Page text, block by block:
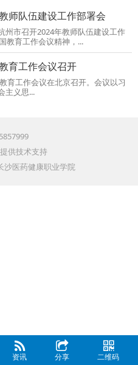
师队伍建设工作部署会
州市召开2024年教师队伍建设工作
教育工作会议精神，...
育工作会议召开
育工作会议在北京召开。会议以习
主义思...
供技术支持
沙医药健康职业学院
资讯 分享 二维码